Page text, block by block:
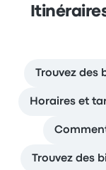
Trouvez des
Horaires et
Trouvez des